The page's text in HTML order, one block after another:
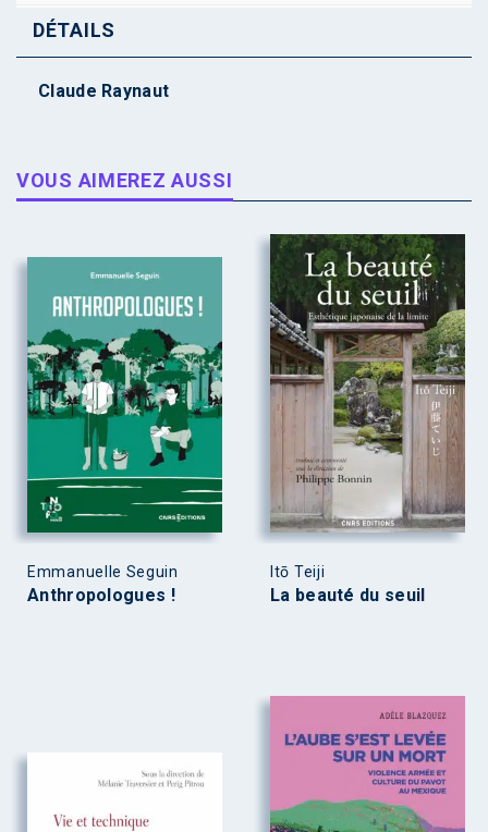
DÉTAILS
Claude Raynaut
VOUS AIMEREZ AUSSI
Emmanuelle Seguin
Anthropologues !
Itō Teiji
La beauté du seuil